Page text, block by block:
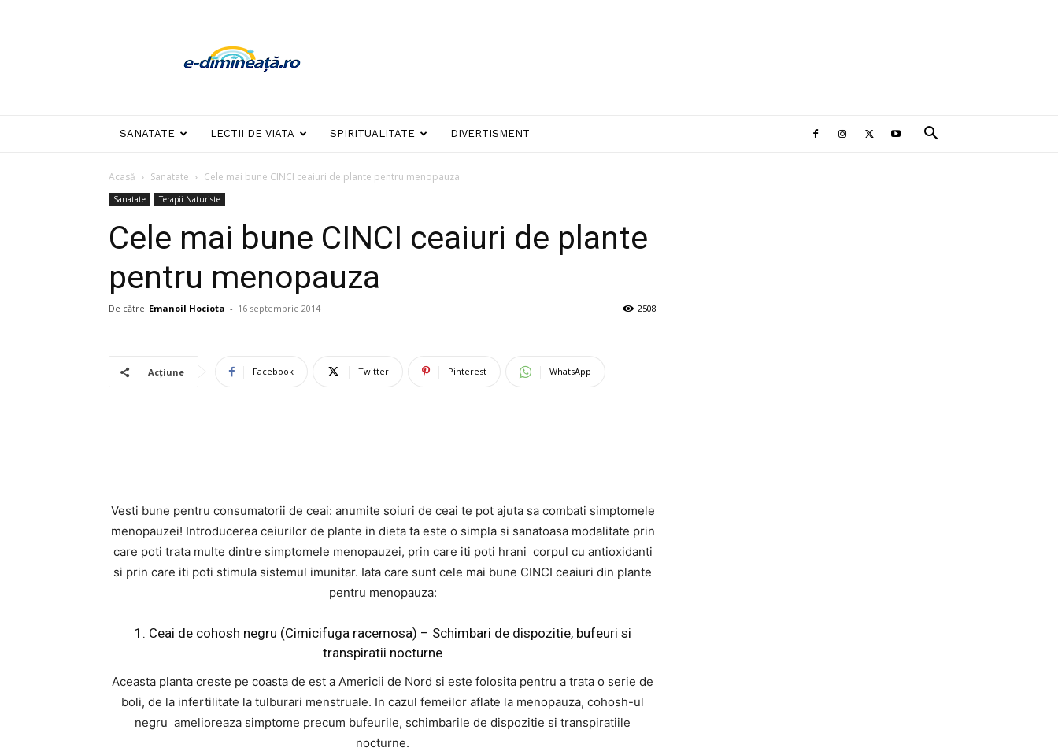
dimineata
SANATATE LECTII DE VIATA SPIRITUALITATE DIVERTISMENT
Acasă Sanatate Cele mai bune CINCI ceaiuri de plante pentru menopauza
Sanatate Terapii Naturiste
Cele mai bune CINCI ceaiuri de plante
pentru menopauza
De către Emanoil Hociota - 16 septembrie 2014 2508
Acțiune Facebook Twitter Pinterest WhatsApp
Vesti bune pentru consumatorii de ceai: anumite soiuri de ceai te pot ajuta sa combati simptomele
menopauzei! Introducerea ceiurilor de plante in dieta ta este o simpla si sanatoasa modalitate prin
care poti trata multe dintre simptomele menopauzei, prin care iti poti hrani corpul cu antioxidanti
si prin care iti poti stimula sistemul imunitar. Iata care sunt cele mai bune CINCI ceaiuri din plante
pentru menopauza:
1. Ceai de cohosh negru (Cimicifuga racemosa) – Schimbari de dispozitie, bufeuri si
transpiratii nocturne
Aceasta planta creste pe coasta de est a Americii de Nord si este folosita pentru a trata o serie de
boli, de la infertilitate la tulburari menstruale. In cazul femeilor aflate la menopauza, cohosh-ul
negru amelioreaza simptome precum bufeurile, schimbarile de dispozitie si transpiratiile
nocturne.